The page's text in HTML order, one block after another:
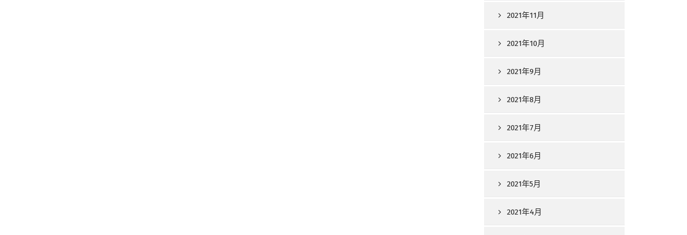
2021年11月
2021年10月
2021年9月
2021年8月
2021年7月
2021年6月
2021年5月
2021年4月